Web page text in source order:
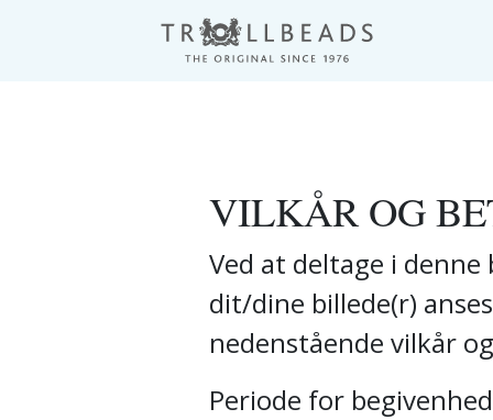
VILKÅR OG
Ved at deltage i
dit/dine billede(r)
nedenstående vilkår
Periode for